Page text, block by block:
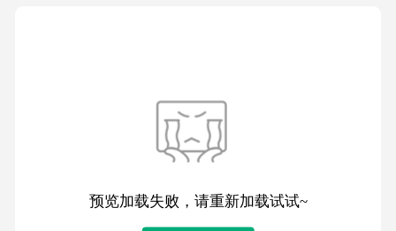
预览加载失败，请重新加载试试~